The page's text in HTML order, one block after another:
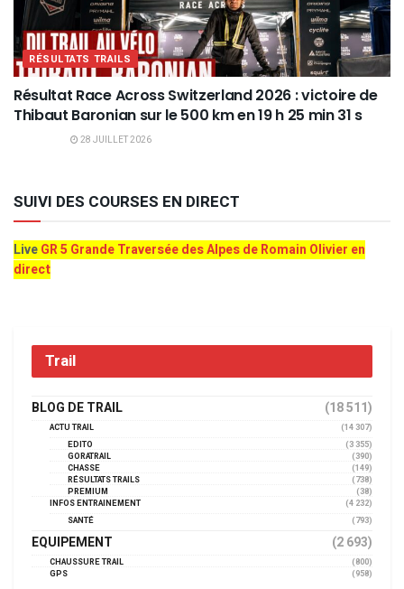
RÉSULTATS TRAILS
Résultat Race Across Switzerland 2026 : victoire de
Thibaut Baronian sur le 500 km en 19 h 25 min 31 s
28 JUILLET 2026
SUIVI DES COURSES EN DIRECT
LiveGR 5 Grande Traversée des Alpes de Romain Olivier en
direct
Trail
BLOG DE TRAIL (18 511)
ACTU TRAIL
(14 307)
EDITO
(3 355)
GORATRAIL
(390)
CHASSE
(149)
RÉSULTATS TRAILS
(738)
PREMIUM
(38)
INFOS ENTRAINEMENT
(4 232)
SANTÉ
(793)
EQUIPEMENT (2 693)
CHAUSSURE TRAIL
(800)
GPS
(958)